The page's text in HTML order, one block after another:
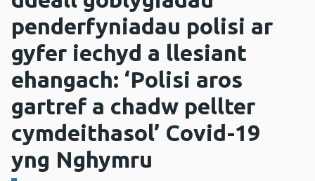
penderfyniadau polisi ar
gyfer iechyd a llesiant
ehangach: ‘Polisi aros
gartref a chadw pellter
cymdeithasol’ Covid-19
yng Nghymru